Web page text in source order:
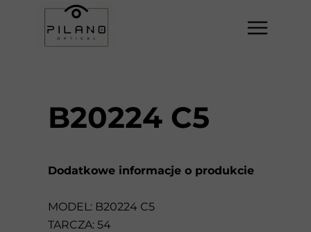
Dodatkowe informacje o produkcie
MODEL: B20224 C5
TARCZA: 54
B20224 C5